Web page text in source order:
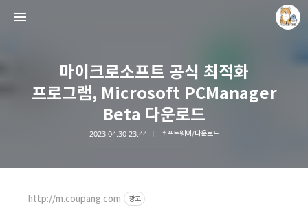
마이크로소프트 공식 최적화
프로그램, Microsoft PCManager
Beta 다운로드
2023.04.30 23:44 소프트웨어/다운로드
http://m.coupang.com 광고
김루노